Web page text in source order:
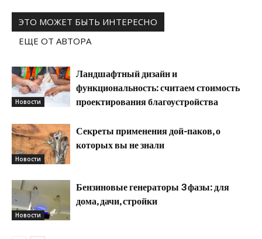
ЭТО МОЖЕТ БЫТЬ ИНТЕРЕСНО
ЕЩЕ ОТ АВТОРА
Новости
Ландшафтный дизайн и
функциональность: считаем стоимость
проектирования благоустройства
Новости
Секреты применения дой-паков, о
которых вы не знали
Новости
Бензиновые генераторы 3 фазы: для
дома, дачи, стройки